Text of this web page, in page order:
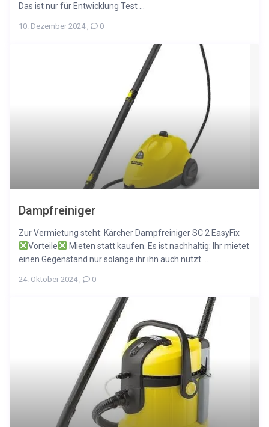
Das ist nur für Entwicklung Test ...
10. Dezember 2024, 0
Dampfreiniger
Zur Vermietung steht: Kärcher Dampfreiniger SC 2 EasyFix
Vorteile
Mieten statt kaufen. Es ist nachhaltig: Ihr mietet
einen Gegenstand nur solange ihr ihn auch nutzt ...
24. Oktober 2024, 0